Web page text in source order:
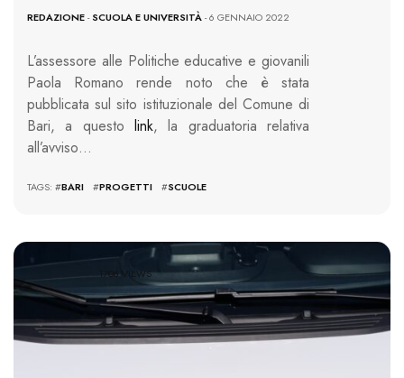
REDAZIONE-SCUOLA E UNIVERSITÀ- 6 GENNAIO 2022
L’assessore alle Politiche educative e giovanili
Paola Romano rende noto che è stata
pubblicata sul sito istituzionale del Comune di
Bari, a questo link, la graduatoria relativa
all’avviso…
TAGS: #BARI #PROGETTI #SCUOLE
1706 VIEWS